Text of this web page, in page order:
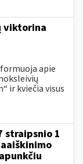
viktorina
apie
ir kviečia visus
straipsnio 1